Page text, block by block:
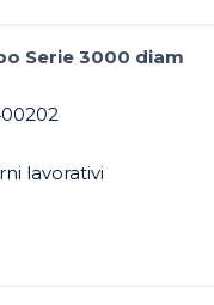
Serie 3000 diam
lavorativi